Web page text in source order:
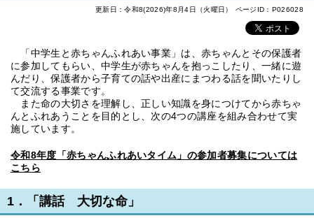
更新日：令和8(2026)年8月4日（火曜日） ページID：P026028
「中学生と赤ちゃんふれあい事業」は、赤ちゃんとその保護者
に参加してもらい、中学生が赤ちゃんを抱っこしたり、一緒に遊
んだり、保護者から子育ての話や出産にまつわる話を聞いたりし
て交流する事業です。
また命の大切さを理解し、正しい知識を身につけてから赤ちゃ
んとふれあうことを目的とし、次の4つの講座を組み合わせて実
施しています。
令和8年度「赤ちゃんふれあいタイム」の参加者募集については
こちら
1．「講話 大切な命」